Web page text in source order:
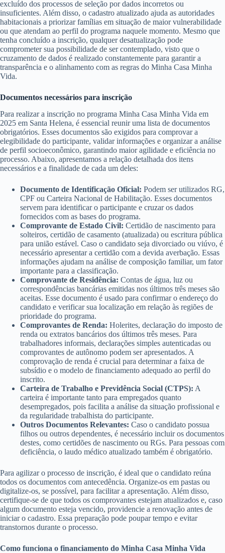
excluído dos processos de seleção por dados incorretos ou
insuficientes. Além disso, o cadastro atualizado ajuda as autoridades
habitacionais a priorizar famílias em situação de maior vulnerabilidade
ou que atendam ao perfil do programa naquele momento. Mesmo que
tenha concluído a inscrição, qualquer desatualização pode
comprometer sua possibilidade de ser contemplado, visto que o
cruzamento de dados é realizado constantemente para garantir a
transparência e o alinhamento com as regras do Minha Casa Minha
Vida.
Documentos necessários para inscrição
Para realizar a inscrição no programa Minha Casa Minha Vida em
2025 em Santa Helena, é essencial reunir uma lista de documentos
obrigatórios. Esses documentos são exigidos para comprovar a
elegibilidade do participante, validar informações e organizar a análise
de perfil socioeconômico, garantindo maior agilidade e eficiência no
processo. Abaixo, apresentamos a relação detalhada dos itens
necessários e a finalidade de cada um deles:
Documento de Identificação Oficial: Podem ser utilizados RG,
CPF ou Carteira Nacional de Habilitação. Esses documentos
servem para identificar o participante e cruzar os dados
fornecidos com as bases do programa.
Comprovante de Estado Civil: Certidão de nascimento para
solteiros, certidão de casamento (atualizada) ou escritura pública
para união estável. Caso o candidato seja divorciado ou viúvo, é
necessário apresentar a certidão com a devida averbação. Essas
informações ajudam na análise de composição familiar, um fator
importante para a classificação.
Comprovante de Residência: Contas de água, luz ou
correspondências bancárias emitidas nos últimos três meses são
aceitas. Esse documento é usado para confirmar o endereço do
candidato e verificar sua localização em relação às regiões de
prioridade do programa.
Comprovantes de Renda: Holerites, declaração do imposto de
renda ou extratos bancários dos últimos três meses. Para
trabalhadores informais, declarações simples autenticadas ou
comprovantes de autônomo podem ser apresentados. A
comprovação de renda é crucial para determinar a faixa de
subsídio e o modelo de financiamento adequado ao perfil do
inscrito.
Carteira de Trabalho e Previdência Social (CTPS): A
carteira é importante tanto para empregados quanto
desempregados, pois facilita a análise da situação profissional e
da regularidade trabalhista do participante.
Outros Documentos Relevantes: Caso o candidato possua
filhos ou outros dependentes, é necessário incluir os documentos
destes, como certidões de nascimento ou RGs. Para pessoas com
deficiência, o laudo médico atualizado também é obrigatório.
Para agilizar o processo de inscrição, é ideal que o candidato reúna
todos os documentos com antecedência. Organize-os em pastas ou
digitalize-os, se possível, para facilitar a apresentação. Além disso,
certifique-se de que todos os comprovantes estejam atualizados e, caso
algum documento esteja vencido, providencie a renovação antes de
iniciar o cadastro. Essa preparação pode poupar tempo e evitar
transtornos durante o processo.
Como funciona o financiamento do Minha Casa Minha Vida